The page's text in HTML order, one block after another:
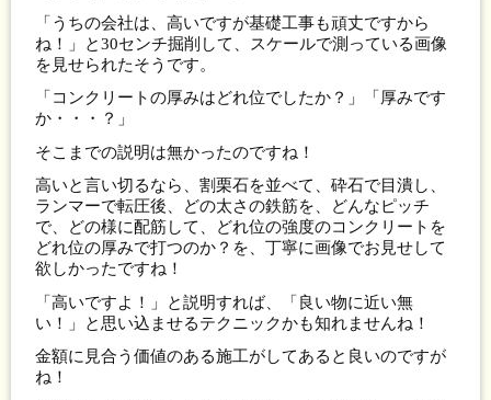
「うちの会社は、高いですが基礎工事も頑丈ですから
ね！」と30センチ掘削して、スケールで測っている画像
を見せられたそうです。
「コンクリートの厚みはどれ位でしたか？」「厚みです
か・・・？」
そこまでの説明は無かったのですね！
高いと言い切るなら、割栗石を並べて、砕石で目潰し、
ランマーで転圧後、どの太さの鉄筋を、どんなピッチ
で、どの様に配筋して、どれ位の強度のコンクリートを
どれ位の厚みで打つのか？を、丁寧に画像でお見せして
欲しかったですね！
「高いですよ！」と説明すれば、「良い物に近い無
い！」と思い込ませるテクニックかも知れませんね！
金額に見合う価値のある施工がしてあると良いのですが
ね！